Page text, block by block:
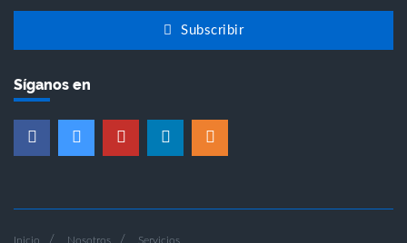
Subscribir
Síganos en
Inicio Nosotros Servicios